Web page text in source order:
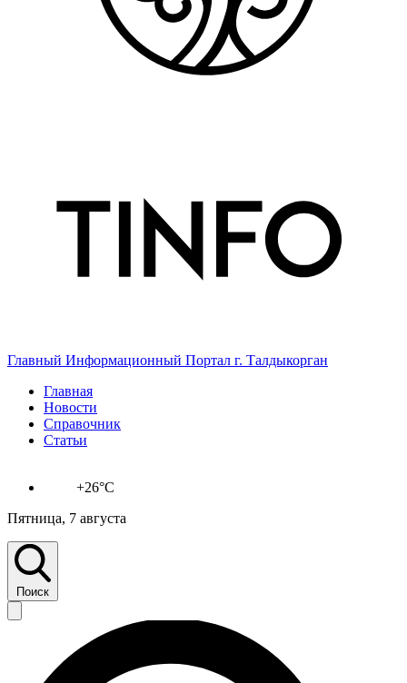
Главный Информационный Портал г. Талдыкорган
Главная
Новости
Справочник
Статьи
+26°C
Пятница, 7 августа
Поиск